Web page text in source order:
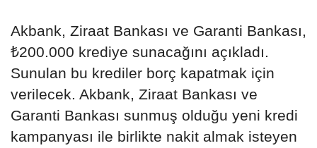
Akbank, Ziraat Bankası ve Garanti Bankası,
₺200.000 krediye sunacağını açıkladı.
Sunulan bu krediler borç kapatmak için
verilecek. Akbank, Ziraat Bankası ve
Garanti Bankası sunmuş olduğu yeni kredi
kampanyası ile birlikte nakit almak isteyen